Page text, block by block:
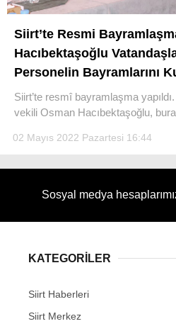
Siirt’te Resmi
Hacıbektaşoğlu
Personelin Bayramlarını
Siirt’te resmî bayramlaşma
vekili Osman Hacıbektaşoğlu,
02 Mayıs 2022 Pazartesi 16:44
Sosyal medya
KATEGORİLER
Siirt Haberleri
Siirt Merkez